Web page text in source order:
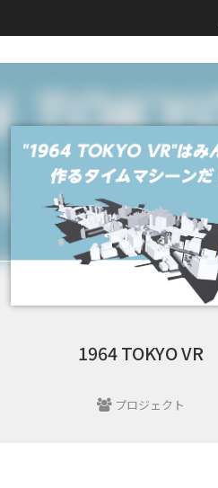
1964 TOKYO VR
プロジェクト